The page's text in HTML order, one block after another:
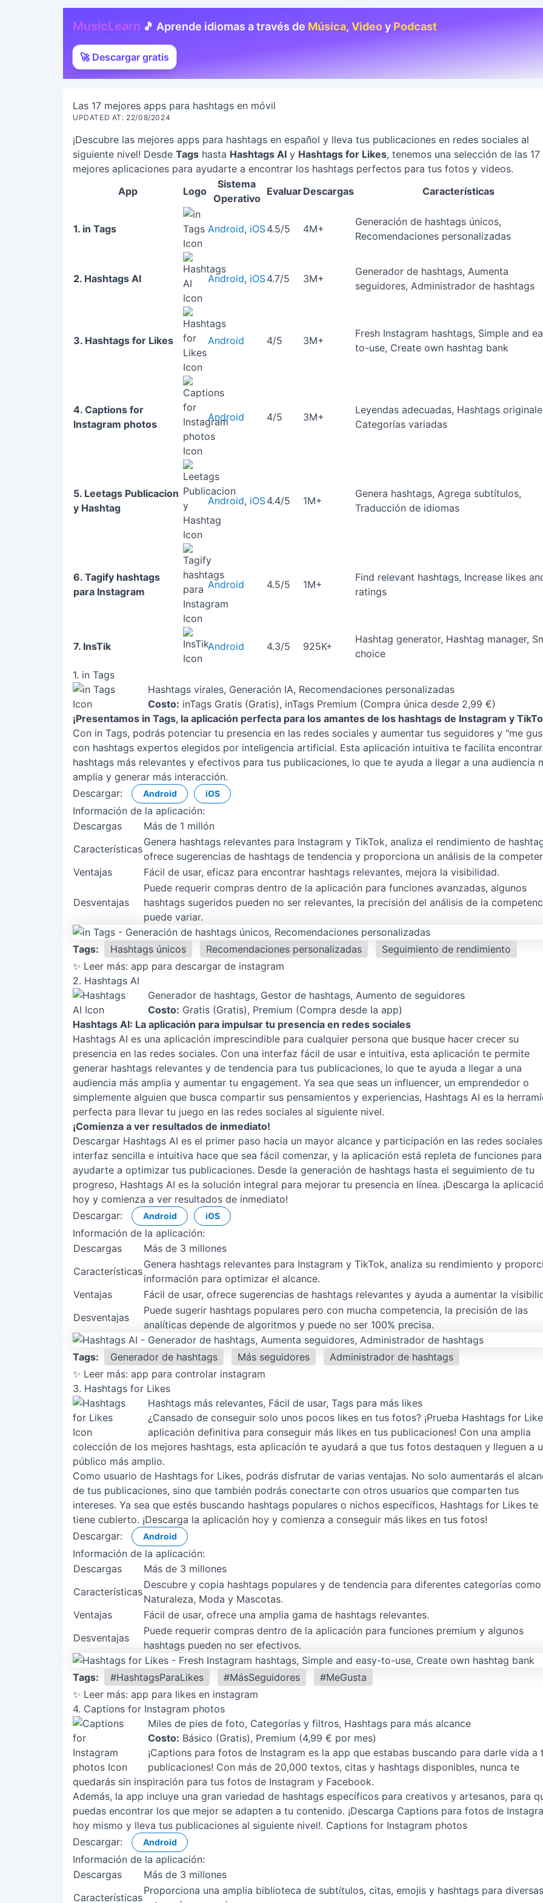
MusicLearn 🎵 Aprende idiomas a través de Música, Videoy Podcast
🚀 Descargar gratis
Las 17 mejores apps para hashtags en móvil
UPDATED AT: 22/08/2024
¡Descubre las mejores apps para hashtags en español y lleva tus publicaciones en redes sociales al
siguiente nivel! Desde Tags hasta Hashtags AI y Hashtags for Likes, tenemos una selección de las 17
mejores aplicaciones para ayudarte a encontrar los hashtags perfectos para tus fotos y videos.
App
Logo
Sistema
Operativo
EvaluarDescargas Características
1. in Tags Android, iOS4.5/5 4M+
Generación de hashtags únicos,
Recomendaciones personalizadas
2. Hashtags AI Android, iOS4.7/5 3M+
Generador de hashtags, Aumenta
seguidores, Administrador de hashtags
3. Hashtags for Likes Android 4/5 3M+
Fresh Instagram hashtags, Simple and
to-use, Create own hashtag bank
4. Captions for
Instagram photos
Android 4/5 3M+
Leyendas adecuadas, Hashtags
Categorías variadas
5. Leetags Publicacion
y Hashtag
Android, iOS4.4/5 1M+
Genera hashtags, Agrega subtítulos,
Traducción de idiomas
6. Tagify hashtags
para Instagram
Android 4.5/5 1M+
Find relevant hashtags, Increase likes
ratings
7. InsTik Android 4.3/5 925K+
Hashtag generator, Hashtag manager,
choice
1. in Tags
Hashtags virales, Generación IA, Recomendaciones personalizadas
Costo: inTags Gratis (Gratis), inTags Premium (Compra única desde 2,99 €)
¡Presentamos in Tags, la aplicación perfecta para los amantes de los hashtags de Instagram y
Con in Tags, podrás potenciar tu presencia en las redes sociales y aumentar tus seguidores y "me
con hashtags expertos elegidos por inteligencia artificial. Esta aplicación intuitiva te facilita
hashtags más relevantes y efectivos para tus publicaciones, lo que te ayuda a llegar a una audiencia
amplia y generar más interacción.
Descargar:
Android iOS
Información de la aplicación:
Descargas
Más de 1 millón
Características
Genera hashtags relevantes para Instagram y TikTok, analiza el rendimiento de
ofrece sugerencias de hashtags de tendencia y proporciona un análisis de la
Ventajas
Fácil de usar, eficaz para encontrar hashtags relevantes, mejora la visibilidad.
Desventajas
Puede requerir compras dentro de la aplicación para funciones avanzadas, algunos
hashtags sugeridos pueden no ser relevantes, la precisión del análisis de la
puede variar.
Tags: Hashtags únicos Recomendaciones personalizadas
Seguimiento de rendimiento
✨ Leer más: app para descargar de instagram
2. Hashtags AI
Generador de hashtags, Gestor de hashtags, Aumento de seguidores
Costo: Gratis (Gratis), Premium (Compra desde la app)
Hashtags AI: La aplicación para impulsar tu presencia en redes sociales
Hashtags AI es una aplicación imprescindible para cualquier persona que busque hacer crecer su
presencia en las redes sociales. Con una interfaz fácil de usar e intuitiva, esta aplicación te permite
generar hashtags relevantes y de tendencia para tus publicaciones, lo que te ayuda a llegar a una
audiencia más amplia y aumentar tu engagement. Ya sea que seas un influencer, un emprendedor o
simplemente alguien que busca compartir sus pensamientos y experiencias, Hashtags AI es la
perfecta para llevar tu juego en las redes sociales al siguiente nivel.
¡Comienza a ver resultados de inmediato!
Descargar Hashtags AI es el primer paso hacia un mayor alcance y participación en las redes
interfaz sencilla e intuitiva hace que sea fácil comenzar, y la aplicación está repleta de funciones para
ayudarte a optimizar tus publicaciones. Desde la generación de hashtags hasta el seguimiento de tu
progreso, Hashtags AI es la solución integral para mejorar tu presencia en línea. ¡Descarga la
hoy y comienza a ver resultados de inmediato!
Descargar:
Android iOS
Información de la aplicación:
Descargas
Más de 3 millones
Características
Genera hashtags relevantes para Instagram y TikTok, analiza su rendimiento y
información para optimizar el alcance.
Ventajas
Fácil de usar, ofrece sugerencias de hashtags relevantes y ayuda a aumentar la
Desventajas
Puede sugerir hashtags populares pero con mucha competencia, la precisión de las
analíticas depende de algoritmos y puede no ser 100% precisa.
Tags: Generador de hashtags Más seguidores
Administrador de hashtags
✨ Leer más: app para controlar instagram
3. Hashtags for Likes
Hashtags más relevantes, Fácil de usar, Tags para más likes
¿Cansado de conseguir solo unos pocos likes en tus fotos? ¡Prueba Hashtags for
aplicación definitiva para conseguir más likes en tus publicaciones! Con una amplia
colección de los mejores hashtags, esta aplicación te ayudará a que tus fotos destaquen y lleguen a
público más amplio.
Como usuario de Hashtags for Likes, podrás disfrutar de varias ventajas. No solo aumentarás el
de tus publicaciones, sino que también podrás conectarte con otros usuarios que comparten tus
intereses. Ya sea que estés buscando hashtags populares o nichos específicos, Hashtags for Likes te
tiene cubierto. ¡Descarga la aplicación hoy y comienza a conseguir más likes en tus fotos!
Descargar:
Android
Información de la aplicación:
Descargas
Más de 3 millones
Características
Descubre y copia hashtags populares y de tendencia para diferentes categorías como
Naturaleza, Moda y Mascotas.
Ventajas
Fácil de usar, ofrece una amplia gama de hashtags relevantes.
Desventajas
Puede requerir compras dentro de la aplicación para funciones premium y algunos
hashtags pueden no ser efectivos.
Tags: #HashtagsParaLikes #MásSeguidores
#MeGusta
✨ Leer más: app para likes en instagram
4. Captions for Instagram photos
Miles de pies de foto, Categorías y filtros, Hashtags para más alcance
Costo: Básico (Gratis), Premium (4,99 € por mes)
¡Captions para fotos de Instagram es la app que estabas buscando para darle vida a
publicaciones! Con más de 20,000 textos, citas y hashtags disponibles, nunca te
quedarás sin inspiración para tus fotos de Instagram y Facebook.
Además, la app incluye una gran variedad de hashtags específicos para creativos y artesanos, para
puedas encontrar los que mejor se adapten a tu contenido. ¡Descarga Captions para fotos de
hoy mismo y lleva tus publicaciones al siguiente nivel!. Captions for Instagram photos
Descargar:
Android
Información de la aplicación:
Descargas
Más de 3 millones
Características
Proporciona una amplia biblioteca de subtítulos, citas, emojis y hashtags para diversas